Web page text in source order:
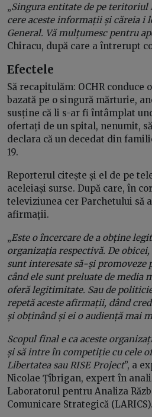
„Singura entitate de pe teritoriul
cere aceste informații și căreia i
General. Vă mulțumesc pentru
Chiracu, după care a întrerupt
Efectele
Să recapitulăm: OCHR conduce
bazată pe o singură mărturie,
susține că li s-ar fi întâmplat
ofertați de un spital, nenumit,
declara că un decedat din
19.
Reporterul citește și el de pe
aceleiași surse. După care, în
televiziunea cer Parchetului să
afirmații.
„Este o încercare de a obține
organizația respectivă. De
sunt interesate să-și
când ele sunt preluate de media
oferă legitimitate. Sau de
repetă aceste afirmații, dând
și obținând și ei o audiență mai
Scopul final e ca aceste
și să intre în competiție cu cele
Libertatea sau RISE Project”, a
Nicolae Țîbrigan, expert în
Laboratorul pentru Analiza
Comunicare Strategică (LARICS).